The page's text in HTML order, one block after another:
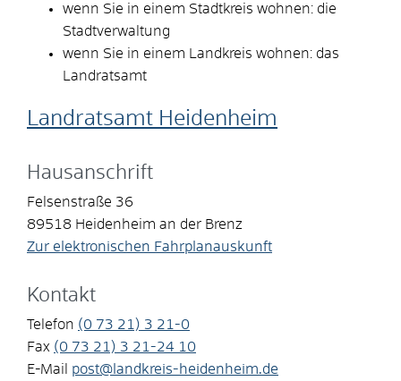
wenn Sie in einem Stadtkreis wohnen: die
Stadtverwaltung
wenn Sie in einem Landkreis wohnen: das
Landratsamt
Landratsamt Heidenheim
Hausanschrift
Felsenstraße 36
89518 Heidenheim an der Brenz
Zur elektronischen Fahrplanauskunft
Kontakt
Telefon (0 73 21) 3 21-0
Fax (0 73 21) 3 21-24 10
E-Mail
post@landkreis-heidenheim.de